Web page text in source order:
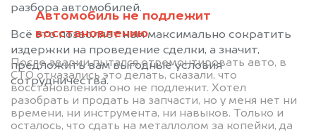
Автомобиль не подлежит
восстановлению
После аварии пытался отремонтировать авто, в
СТО отказались это делать, сказали, что
восстановлению оно не подлежит. Хотел
разобрать и продать на запчасти, но у меня нет ни
времени, ни инструмента, ни навыков. Только и
осталось, что сдать на металлолом за копейки, да
разбора автомобилей.
Всё это позволяет нам максимально сократить
издержки на проведение сделки, а значит,
предложить вам выгодные условия
сотрудничества.